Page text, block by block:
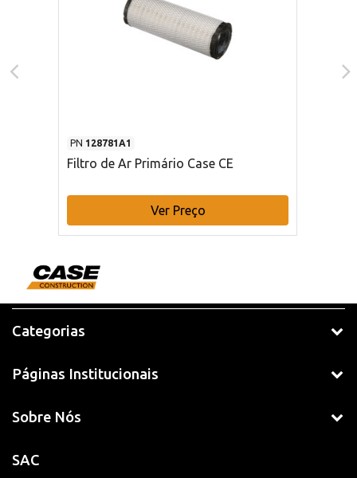
PN 128781A1
Filtro de Ar Primário Case CE
Ver Preço
Categorias
Páginas Institucionais
Sobre Nós
SAC